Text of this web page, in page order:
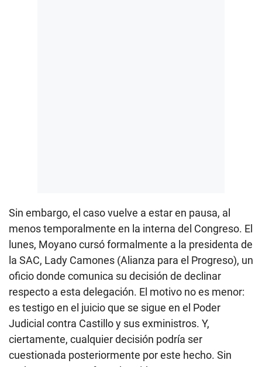
Sin embargo, el caso vuelve a estar en pausa, al
menos temporalmente en la interna del Congreso. El
lunes, Moyano cursó formalmente a la presidenta de
la SAC, Lady Camones (Alianza para el Progreso), un
oficio donde comunica su decisión de declinar
respecto a esta delegación. El motivo no es menor:
es testigo en el juicio que se sigue en el Poder
Judicial contra Castillo y sus exministros. Y,
ciertamente, cualquier decisión podría ser
cuestionada posteriormente por este hecho. Sin